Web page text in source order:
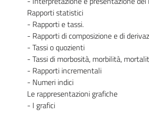
Rapporti statistici
- Rapporti e tassi.
- Rapporti di composizione e di
- Tassi o quozienti
- Tassi di morbosità, morbilità,
- Rapporti incrementali
- Numeri indici
Le rappresentazioni grafiche
- I grafici